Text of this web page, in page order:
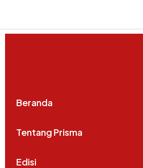
Beranda
Tentang Prisma
Edisi